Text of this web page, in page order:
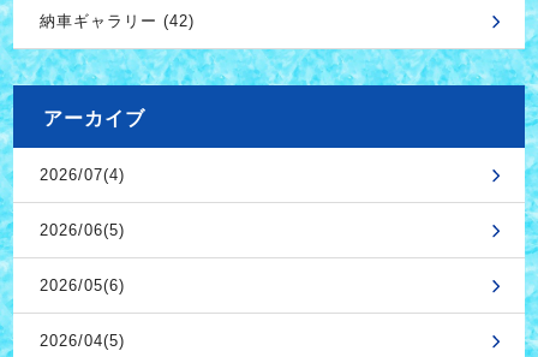
納車ギャラリー (42)
アーカイブ
2026/07(4)
2026/06(5)
2026/05(6)
2026/04(5)